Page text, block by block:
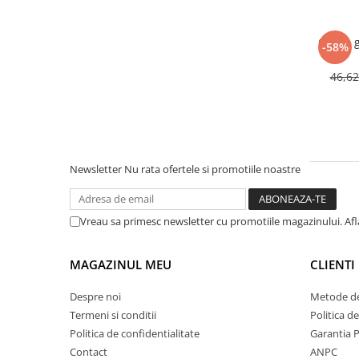
-58%
Culisa
Newsletter Nu rata ofertele si promotiile noastre
Vreau sa primesc newsletter cu promotiile magazinului.
MAGAZINUL MEU
Despre noi
Termeni si conditii
Politica de confidentialitate
Contact
CLIENTI
Metode
Politica
Garantia
ANPC